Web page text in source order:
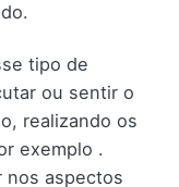
tipo de
ou sentir o
realizando os
exemplo .
nos aspectos